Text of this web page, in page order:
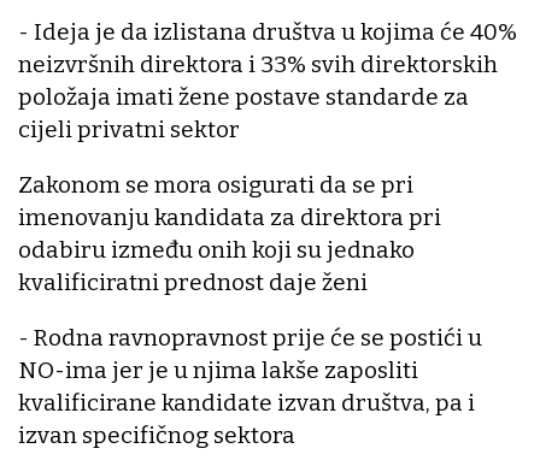
- Ideja je da izlistana društva u kojima će 40%
neizvršnih direktora i 33% svih direktorskih
položaja imati žene postave standarde za
cijeli privatni sektor
Zakonom se mora osigurati da se pri
imenovanju kandidata za direktora pri
odabiru između onih koji su jednako
kvalificiratni prednost daje ženi
- Rodna ravnopravnost prije će se postići u
NO-ima jer je u njima lakše zaposliti
kvalificirane kandidate izvan društva, pa i
izvan specifičnog sektora